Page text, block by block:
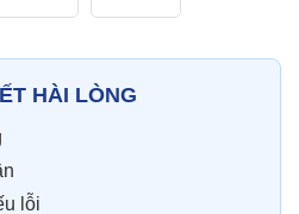
HÀI LÒNG
lỗi